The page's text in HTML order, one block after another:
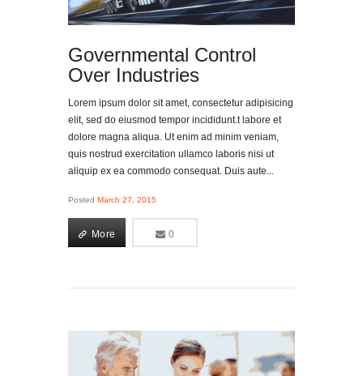
Governmental Control
Over Industries
Lorem ipsum dolor sit amet, consectetur adipisicing
elit, sed do eiusmod tempor incididunt.t labore et
dolore magna aliqua. Ut enim ad minim veniam,
quis nostrud exercitation ullamco laboris nisi ut
aliquip ex ea commodo consequat. Duis aute...
Posted March 27, 2015
More
More 0